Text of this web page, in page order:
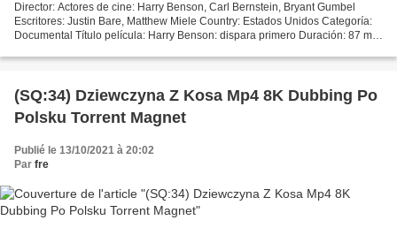
Director: Actores de cine: Harry Benson, Carl Bernstein, Bryant Gumbel
Escritores: Justin Bare, Matthew Miele Country: Estados Unidos Categoría:
Documental Título película: Harry Benson: dispara primero Duración: 87 min
(SQ:34) Dziewczyna Z Kosa Mp4 8K Dubbing Po
Polsku Torrent Magnet
Publié le 13/10/2021 à 20:02
Par fre